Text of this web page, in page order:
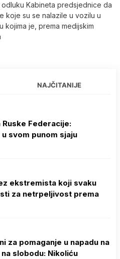
Kabineta predsjednice da
koje su se nalazile u vozilu u
kojima je, prema medijskim
NAJČITANIJE
Ruske Federacije:
svom punom sjaju
ekstremista koji svaku
za netrpeljivost prema
za pomaganje u napadu na
slobodu: Nikoliću